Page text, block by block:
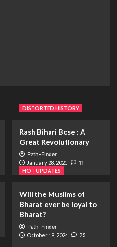
DISTORTED HISTORY
Rash Bihari Bose : A
Great Revolutionary
Path-Finder
January 28, 2025 11
HOT UPDATES
Will the Muslims of
Bharat ever be loyal to
Bharat?
Path-Finder
October 19, 2024 25